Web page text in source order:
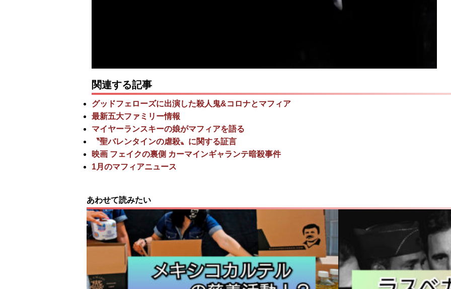
関連する記事
グッドフェローズに出演した殺人鬼&コロナとマフィア
最新五大ファミリー情報
マイヤーランスキーの娘がマフィアを語る
〝聖バレンタインの虐殺〟に関する証言
映画 フェイクの裏側 カーマインギャランテ暗殺事件
1月のマフィアニュース
あわせて読みたい